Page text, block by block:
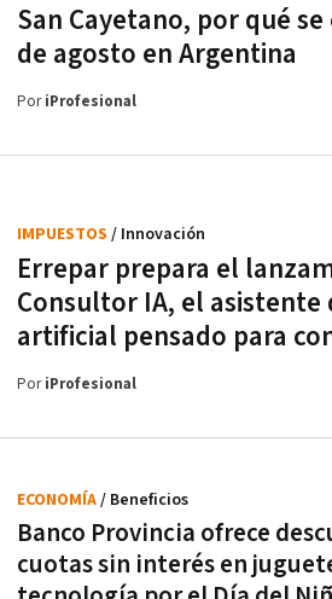
San Cayetano, por qué
de agosto en Argentina
PoriProfesional
Errepar prepara el
Consultor IA, el asistente
artificial pensado para
IMPUESTOS / Innovación
PoriProfesional
Banco Provincia ofrece
cuotas sin interés en
ECONOMÍA/ Beneficios